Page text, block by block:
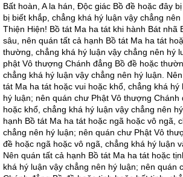
Bất hoàn, A la hán, Độc giác Bồ đề hoặc đây
bị biết khắp, chẳng khá hý luận vậy chẳng nên
Thiện Hiện! Bồ tát Ma ha tát khi hành Bát nhã
sâu, nên quán tất cả hạnh Bồ tát Ma ha tát
thường, chẳng khá hý luận vậy chẳng nên hý
phật Vô thượng Chánh đẳng Bồ đề hoặc
chẳng khá hý luận vậy chẳng nên hý luận.
tát Ma ha tát hoặc vui hoặc khổ, chẳng khá hý
hý luận; nên quán chư Phật Vô thượng Chánh
hoặc khổ, chẳng khá hý luận vậy chẳng nên
hạnh Bồ tát Ma ha tát hoặc ngã hoặc vô ngã,
chẳng nên hý luận; nên quán chư Phật Vô
đề hoặc ngã hoặc vô ngã, chẳng khá hý luận
Nên quán tất cả hạnh Bồ tát Ma ha tát hoặc
khá hý luận vậy chẳng nên hý luận; nên quán